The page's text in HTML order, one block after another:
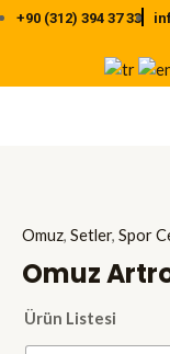
İçeriğe
+90 (312) 394 37 33
Omuz, Setler, Spor
Omuz
Ürün Listesi